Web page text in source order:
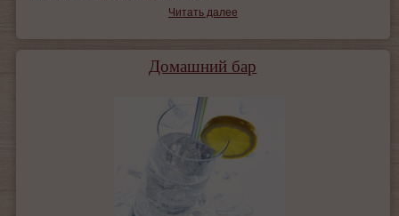
Читать далее
Домашний бар